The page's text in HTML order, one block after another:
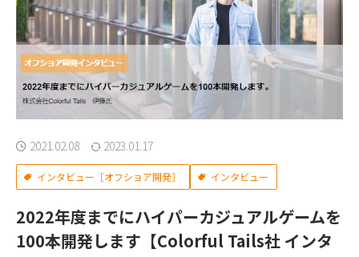
2021.02.08 2023.01.17
インタビュー［オフショア開発］ インタビュー
2022年度までにハイパーカジュアルゲームを
100本開発します【Colorful Tails社 インタ